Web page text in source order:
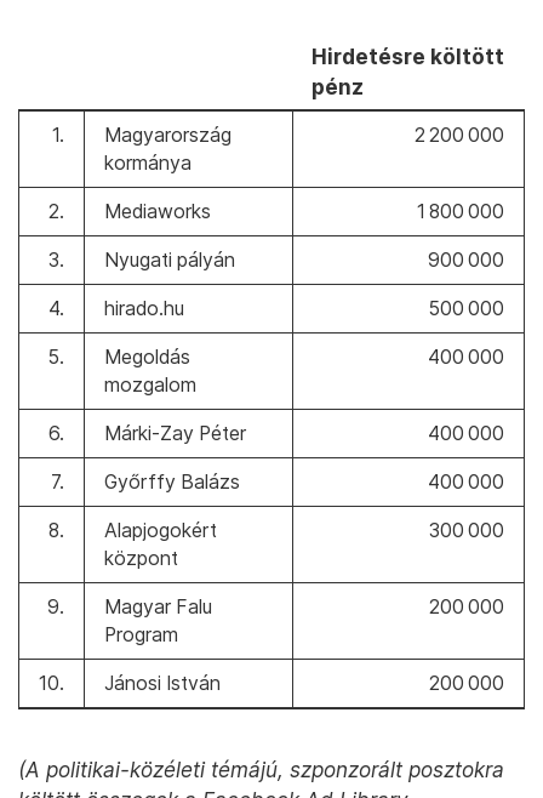
Hirdetésre költött
pénz
1.
Magyarország
kormánya
2 200 000
2. Mediaworks 1 800 000
3. Nyugati pályán 900 000
4. hirado.hu 500 000
5.
Megoldás
mozgalom
400 000
6. Márki-Zay Péter 400 000
7. Győrffy Balázs 400 000
8.
Alapjogokért
központ
300 000
9.
Magyar Falu
Program
200 000
10. Jánosi István 200 000
(A politikai-közéleti témájú, szponzorált posztokra